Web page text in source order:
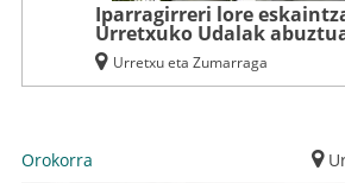
Iparragirreri lore
Urretxuko Udalak
Urretxu eta Zumarraga
Orokorra